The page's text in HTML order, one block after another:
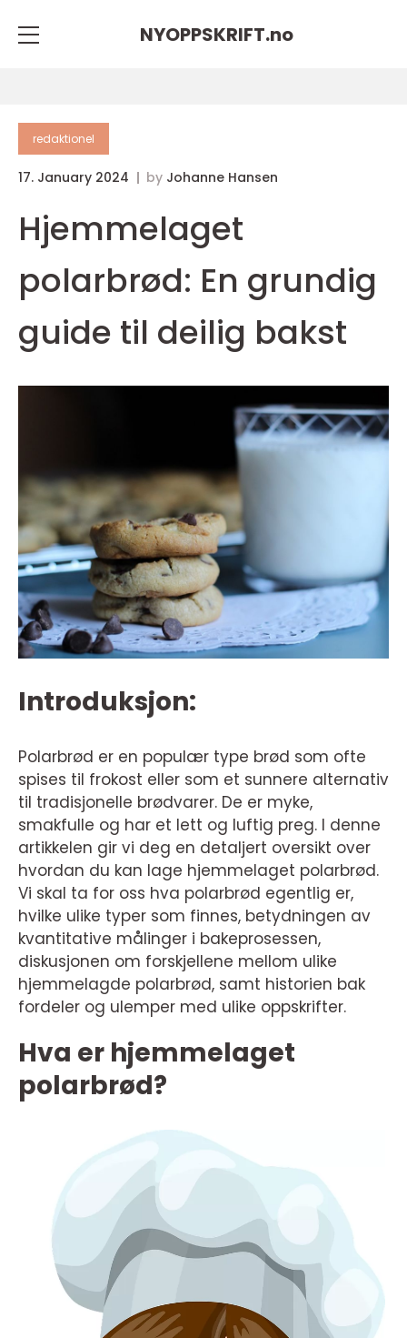
NYOPPSKRIFT.no
redaktionel
17. January 2024 by Johanne Hansen
Hjemmelaget
polarbrød: En grundig
guide til deilig bakst
Introduksjon:
Polarbrød er en populær type brød som ofte
spises til frokost eller som et sunnere alternativ
til tradisjonelle brødvarer. De er myke,
smakfulle og har et lett og luftig preg. I denne
artikkelen gir vi deg en detaljert oversikt over
hvordan du kan lage hjemmelaget polarbrød.
Vi skal ta for oss hva polarbrød egentlig er,
hvilke ulike typer som finnes, betydningen av
kvantitative målinger i bakeprosessen,
diskusjonen om forskjellene mellom ulike
hjemmelagde polarbrød, samt historien bak
fordeler og ulemper med ulike oppskrifter.
Hva er hjemmelaget
polarbrød?